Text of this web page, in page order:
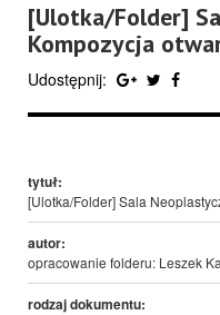
[Ulotka/Folder]
Kompozycja
Udostępnij:
tytuł:
[Ulotka/Folder] Sala
autor:
opracowanie folderu: Leszek
rodzaj dokumentu: